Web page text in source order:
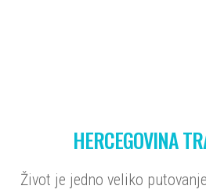
HERCEGOVINA
Život je jedno veliko